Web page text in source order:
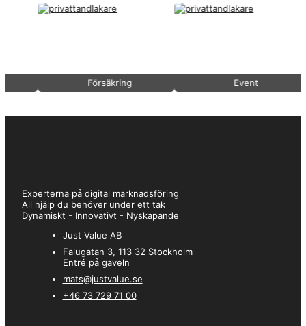
sajten trots att han inte tog betalt för det, så att det skulle bli
lättare att få effekt. Vilket det gjorde efter knappt några veckor
★★★★★
Vi har sedan många år på företaget köpt tjänster via Just Value. Vi
Anne
★★★★★
Jag är alltid blivit nöjd när jag anlitat Just Value i mina olika bolag.
De jobbar snabbt och effektivt med utmärkta resultat. De är
lyhörda för mina behov samt visar hänsyn för vad vi vill ha. Deras
personal är snabba, kunniga och väldigt behagliga att arbeta med.
Försäkring Event
Experterna på digital marknadsföring
All hjälp du behöver under ett tak
Dynamiskt - Innovativt - Nyskapande
Just Value AB
Falugatan 3, 113 32 Stockholm
Entré på gaveln
mats@justvalue.se
+46 73 729 71 00